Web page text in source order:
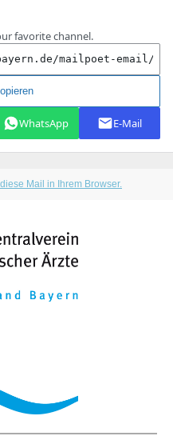
Mail in Ihrem Browser.